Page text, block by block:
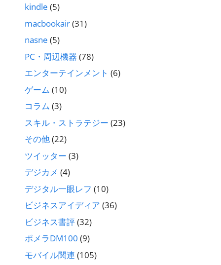
kindle (5)
macbookair(31)
nasne (5)
PC・周辺機器 (78)
エンターテインメント (6)
ゲーム (10)
コラム (3)
スキル・ストラテジー (23)
その他(22)
ツイッター (3)
デジカメ (4)
デジタル一眼レフ (10)
ビジネスアイディア (36)
ビジネス書評(32)
ポメラDM100 (9)
モバイル関連 (105)